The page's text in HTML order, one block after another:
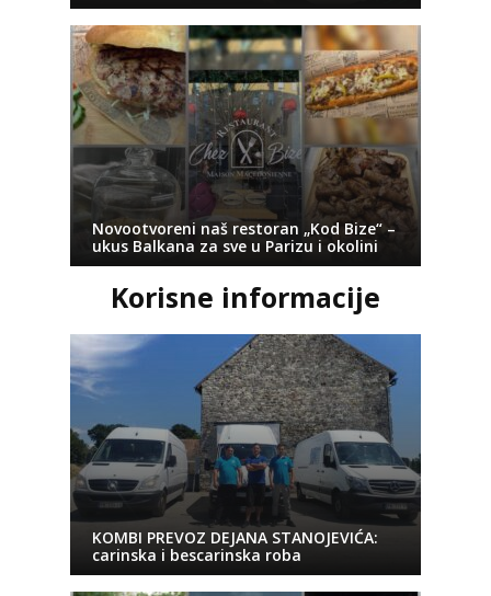
Novootvoreni naš restoran „Kod Bize“ –
ukus Balkana za sve u Parizu i okolini
Korisne informacije
KOMBI PREVOZ DEJANA STANOJEVIĆA:
carinska i bescarinska roba